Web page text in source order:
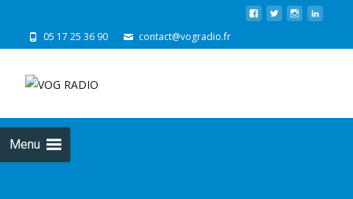
05 17 25 36 90 contact@vogradio.fr
Menu